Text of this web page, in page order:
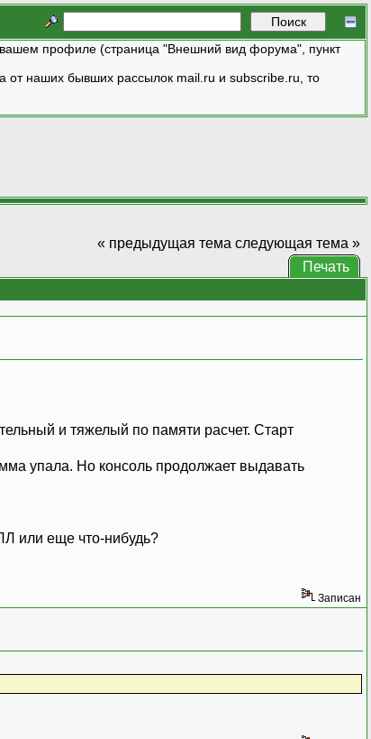
профиле (страница "Внешний вид форума", пункт
от наших бывших рассылок mail.ru и subscribe.ru, то
« предыдущая тема следующая тема »
Печать
и тяжелый по памяти расчет. Старт
упала. Но консоль продолжает выдавать
или еще что-нибудь?
Записан